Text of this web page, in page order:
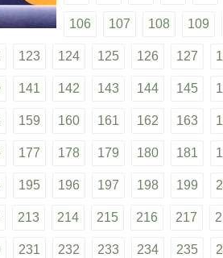
106 107 108 109
123 124 125 126 127
141 142 143 144 145
159 160 161 162 163
177 178 179 180 181
195 196 197 198 199
213 214 215 216 217
231 232 233 234 235